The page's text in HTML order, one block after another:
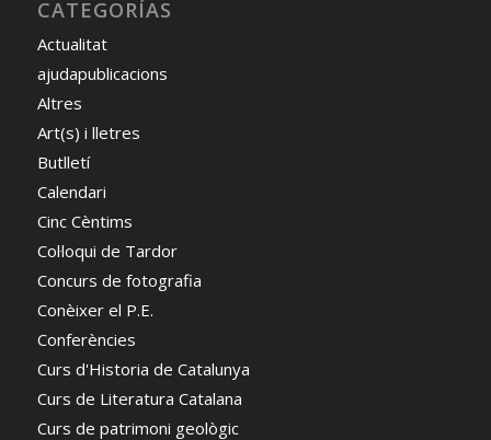
CATEGORÍAS
Actualitat
ajudapublicacions
Altres
Art(s) i lletres
Butlletí
Calendari
Cinc Cèntims
Col·loqui de Tardor
Concurs de fotografia
Conèixer el P.E.
Conferències
Curs d'Historia de Catalunya
Curs de Literatura Catalana
Curs de patrimoni geològic